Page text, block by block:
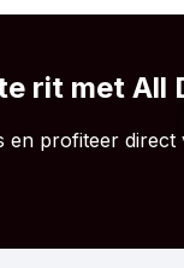
rit met All
en profiteer direct